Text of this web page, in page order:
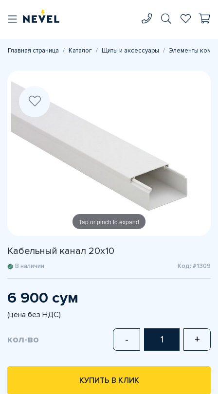
Главная страница Каталог Щиты и аксессуары Элементы
Tap or pinch to expand
Кабельный канал 20х10
В наличии Код: #1309
6 900 сум
(цена без НДС)
кол-во - +
КУПИТЬ В КЛИК